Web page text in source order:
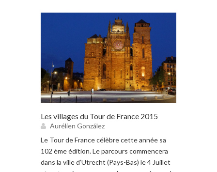
Les villages du Tour de France 2015
Aurélien González
Le Tour de France célèbre cette année sa
102 ème édition. Le parcours commencera
dans la ville d’Utrecht (Pays-Bas) le 4 Juillet